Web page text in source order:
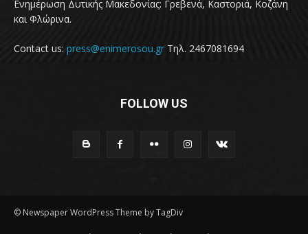
Ενημέρωση Δυτικής Μακεδονίας: Γρεβενά, Καστοριά, Κοζάνη
και Φλώρινα.
Contact us: press@enimerosou.gr Τηλ. 2467081694
FOLLOW US
© Newspaper WordPress Theme by TagDiv